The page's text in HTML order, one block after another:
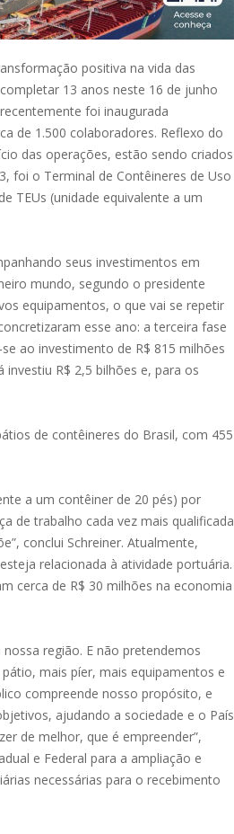
positiva na vida das
13 anos neste 16 de junho
foi inaugurada
de 1.500 colaboradores. Reflexo do
das operações, estão sendo criados
foi o Terminal de Contêineres de Uso
TEUs (unidade equivalente a um
seus investimentos em
mundo, segundo o presidente
equipamentos, o que vai se repetir
esse ano: a terceira fase
ao investimento de R$ 815 milhões
investiu R$ 2,5 bilhões e, para os
de contêineres do Brasil, com 455
a um contêiner de 20 pés) por
de trabalho cada vez mais qualificada
conclui Schreiner. Atualmente,
esteja relacionada à atividade portuária.
cerca de R$ 30 milhões na economia
região. E não pretendemos
mais píer, mais equipamentos e
compreende nosso propósito, e
ajudando a sociedade e o País
de melhor, que é empreender”,
e Federal para a ampliação e
necessárias para o recebimento